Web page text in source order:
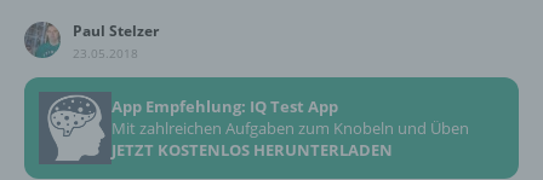
Paul Stelzer
23.05.2018
App Empfehlung: IQ Test App
Mit zahlreichen Aufgaben zum Knobeln und Üben
JETZT KOSTENLOS HERUNTERLADEN